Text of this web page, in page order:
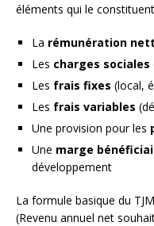
éléments qui le
La rémunération
Les charges sociales
Les frais fixes (local,
Les frais variables
Une provision pour les
Une marge
développement
La formule basique du
(Revenu annuel net